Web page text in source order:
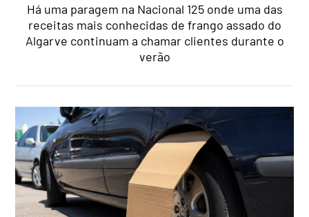
Há uma paragem na Nacional 125 onde uma das
receitas mais conhecidas de frango assado do
Algarve continuam a chamar clientes durante o
verão